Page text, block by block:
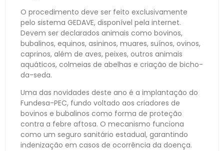
O procedimento deve ser feito exclusivamente
pelo sistema GEDAVE, disponível pela internet.
Devem ser declarados animais como bovinos,
bubalinos, equinos, asininos, muares, suínos, ovinos,
caprinos, além de aves, peixes, outros animais
aquáticos, colmeias de abelhas e criação de bicho-
da-seda.
Uma das novidades deste ano é a implantação do
Fundesa-PEC, fundo voltado aos criadores de
bovinos e bubalinos como forma de proteção
contra a febre aftosa. O mecanismo funciona
como um seguro sanitário estadual, garantindo
indenização em casos de ocorrência da doença.